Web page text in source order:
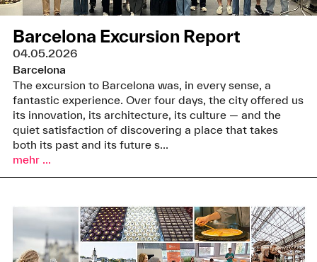
Barcelona Excursion Report
04.05.2026
Barcelona
The excursion to Barcelona was, in every sense, a
fantastic experience. Over four days, the city offered us
its innovation, its architecture, its culture — and the
quiet satisfaction of discovering a place that takes
both its past and its future s...
mehr ...